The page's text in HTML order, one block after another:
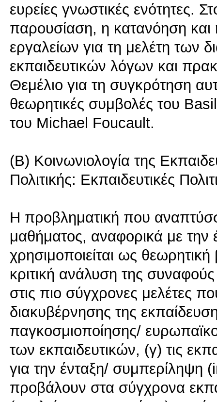
ευρείες γνωστικές ενότητες.
παρουσίαση, η κατανόηση και
εργαλείων για τη μελέτη των
εκπαιδευτικών λόγων και
Θεμέλιο για τη συγκρότηση
θεωρητικές συμβολές του
του Michael Foucault.
(Β) Κοινωνιολογία της
Πολιτικής: Εκπαιδευτικές
Η προβληματική που
μαθήματος, αναφορικά με την
χρησιμοποιείται ως
κριτική ανάλυση της
στις πιο σύγχρονες μελέτες
διακυβέρνησης της
παγκοσμιοποίησης/
των εκπαιδευτικών, (γ) τις
για την ένταξη/ συμπερίληψη
προβάλουν στα σύγχρονα